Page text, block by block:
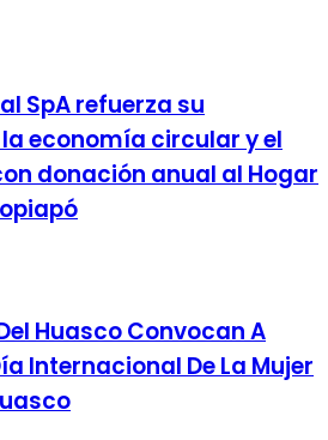
SpA refuerza su
economía circular y el
donación anual al Hogar
Huasco Convocan A
Internacional De La Mujer